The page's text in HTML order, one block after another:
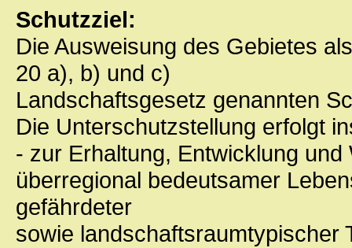
Schutzziel:
Die Ausweisung des Gebietes
20 a), b) und c)
Landschaftsgesetz genannten
Die Unterschutzstellung erfolgt
- zur Erhaltung, Entwicklung und
überregional bedeutsamer
gefährdeter
sowie landschaftsraumtypischer